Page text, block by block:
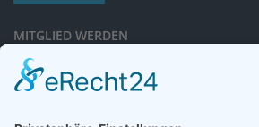
MITGLIED WERDEN
Sieben gute Gründe
für Ihre Mitgliedschaft